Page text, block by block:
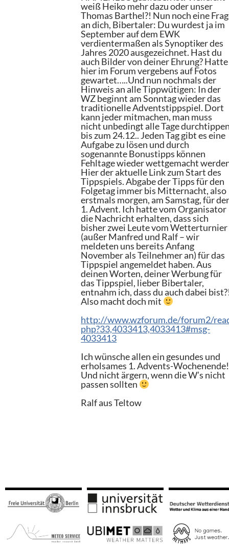
weiß Heiko mehr dazu oder unser
Thomas Barthel?! Nun noch eine
an dich, Bibertaler: Du wurdest ja im
September auf dem EWK
verdientermaßen als Synoptiker des
Jahres 2020 ausgezeichnet. Hast du
auch Bilder von deiner Ehrung? Hatte
hier im Forum vergebens auf Fotos
gewartet…..Und nun nochmals der
Hinweis an alle Tippwütigen: In der
WZ beginnt am Sonntag wieder das
traditionelle Adventstippspiel. Dort
kann jeder mitmachen, man muss
nicht unbedingt alle Tage
bis zum 24.12.. Jeden Tag gibt es eine
Aufgabe zu lösen und durch
sogenannte Bonustipps können
Fehltage wieder wettgemacht
Hier der aktuelle Link zum Start des
Tippspiels. Abgabe der Tipps für den
Folgetag immer bis Mitternacht, also
erstmals morgen, am Samstag, für
1. Advent. Ich hatte vom Organisator
die Nachricht erhalten, dass sich
bisher zwei Leute vom Wetterturnier
(außer Manfred und Ralf – wir
meldeten uns bereits Anfang
November als Teilnehmer an) für das
Tippspiel angemeldet haben. Aus
deinen Worten, deiner Werbung für
das Tippspiel, lieber Bibertaler,
entnahm ich, dass du auch dabei
Also macht doch mit
http://www.wzforum.de/forum2/
php?33,4033413,4033413#msg-
4033413
Ich wünsche allen ein gesundes und
erholsames 1. Advents-Wochenende!
Und nicht ärgern, wenn die W’s nicht
passen sollten
Ralf aus Teltow